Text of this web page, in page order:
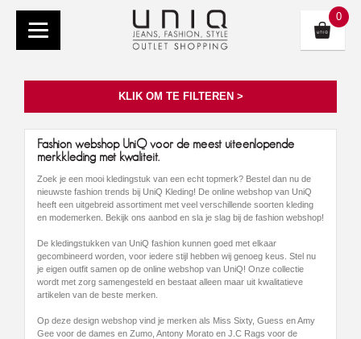
0
KLIK OM TE FILTEREN >
Fashion webshop UniQ voor de meest uiteenlopende
merkkleding met kwaliteit.
Zoek je een mooi kledingstuk van een echt topmerk? Bestel dan nu de
nieuwste fashion trends bij UniQ Kleding! De online webshop van UniQ
heeft een uitgebreid assortiment met veel verschillende soorten kleding
en modemerken. Bekijk ons aanbod en sla je slag bij de fashion webshop!
De kledingstukken van UniQ fashion kunnen goed met elkaar
gecombineerd worden, voor iedere stijl hebben wij genoeg keus. Stel nu
je eigen outfit samen op de online webshop van UniQ! Onze collectie
wordt met zorg samengesteld en bestaat alleen maar uit kwalitatieve
artikelen van de beste merken.
Op deze design webshop vind je merken als Miss Sixty, Guess en Amy
Gee voor de dames en Zumo, Antony Morato en J.C Rags voor de